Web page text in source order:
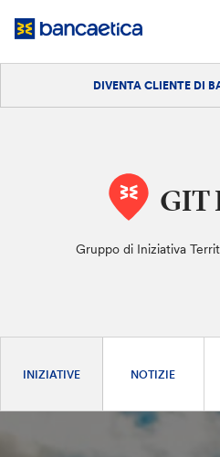
DIVENTA CLIENTE DI
GIT
Gruppo di Iniziativa
INIZIATIVE NOTIZIE